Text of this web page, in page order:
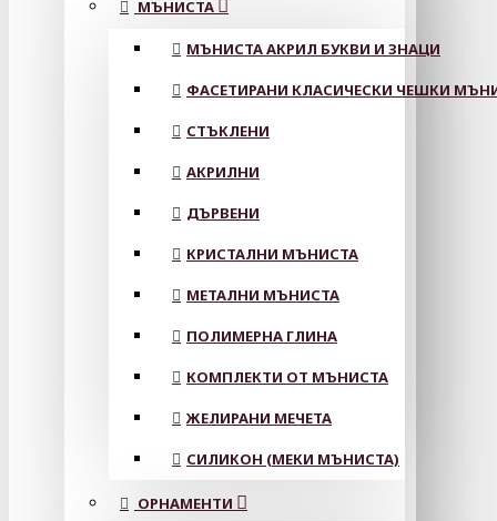
МЪНИСТА
МЪНИСТА АКРИЛ БУКВИ И ЗНАЦИ
ФАСЕТИРАНИ КЛАСИЧЕСКИ ЧЕШКИ
СТЪКЛЕНИ
АКРИЛНИ
ДЪРВЕНИ
КРИСТАЛНИ МЪНИСТА
МЕТАЛНИ МЪНИСТА
ПОЛИМЕРНА ГЛИНА
КОМПЛЕКТИ ОТ МЪНИСТА
ЖЕЛИРАНИ МЕЧЕТА
СИЛИКОН (МЕКИ МЪНИСТА)
ОРНАМЕНТИ